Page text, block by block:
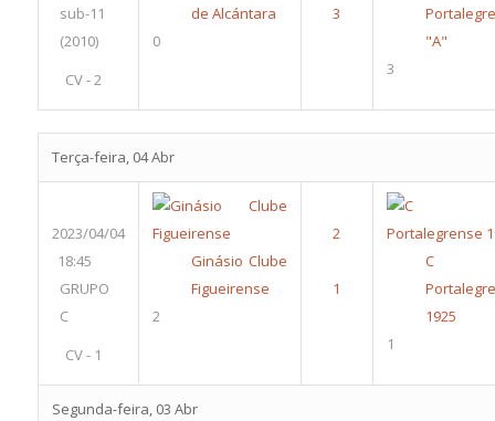
sub-11
(2010)
CV - 2
de Alcántara
0
"A"
3
Terça-feira, 04 Abr
2023/04/04
18:45
GRUPO
C
CV - 1
Ginásio Clube
Figueirense
2
C
1925
1
Segunda-feira, 03 Abr